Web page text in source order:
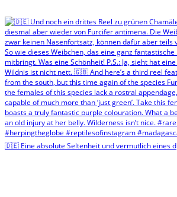
🇩🇪 Eine absolute Seltenheit und vermutlich eines d